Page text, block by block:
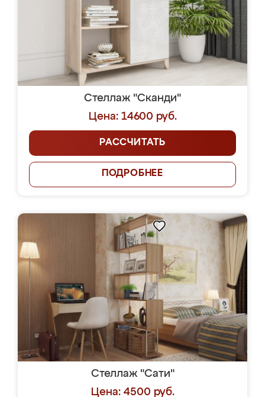
Стеллаж "Сканди"
Цена: 14600 руб.
РАССЧИТАТЬ
ПОДРОБНЕЕ
Стеллаж "Сати"
Цена: 4500 руб.